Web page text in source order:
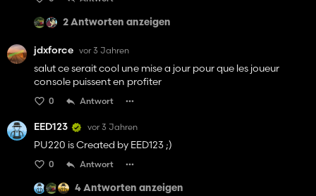
2 Antworten anzeigen
jdxforce vor 3 Jahren
salut ce serait cool une mise a jour pour que les joueur
console puissent en profiter
0 Antwort
EED123 vor 3 Jahren
PU220 is Created by EED123 ;)
0 Antwort
4 Antworten anzeigen